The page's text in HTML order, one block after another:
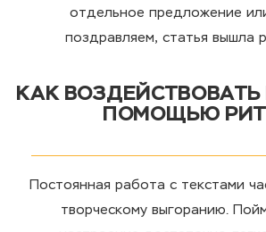
отдельное предложение
поздравляем, статья вышла
КАК ВОЗДЕЙСТВОВАТЬ
ПОМОЩЬЮ
Постоянная работа с текстами
творческому выгоранию.